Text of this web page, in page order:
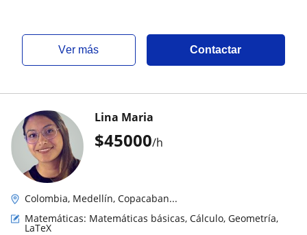
ver más Contactar
$45000/h
Lina Maria
Colombia, Medellín, Copacaban...
Matemáticas: Matemáticas básicas, Cálculo, Geometría,
LaTeX